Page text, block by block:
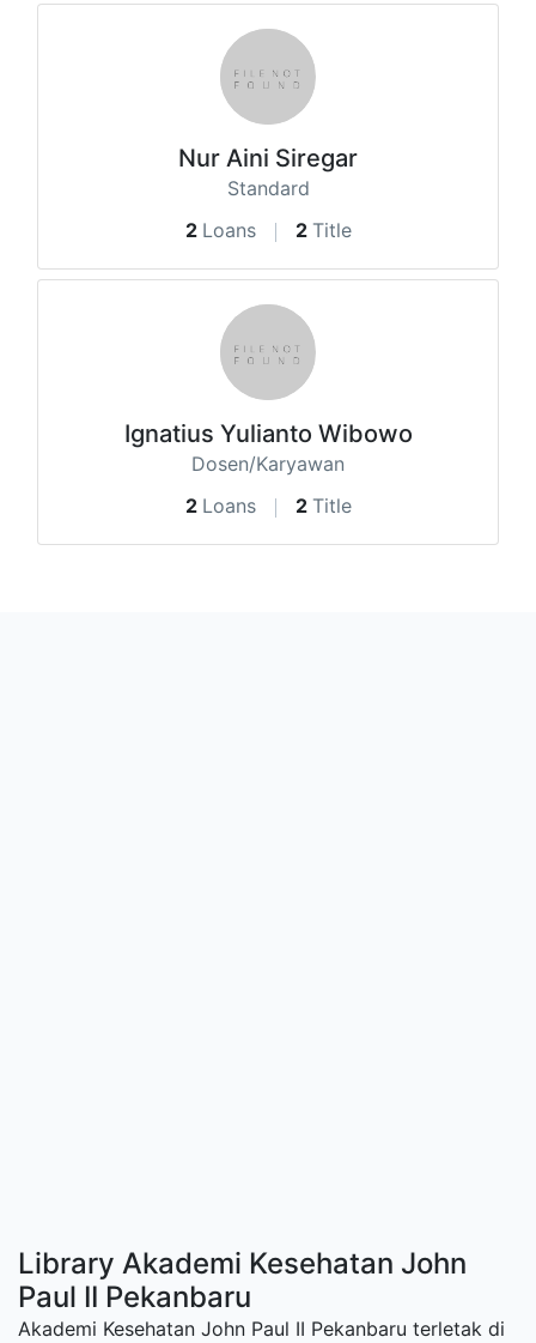
Nur Aini Siregar
Standard
2 Loans 2 Title
Ignatius Yulianto Wibowo
Dosen/Karyawan
2 Loans 2 Title
Library Akademi Kesehatan John
Paul II Pekanbaru
Akademi Kesehatan John Paul II Pekanbaru terletak di